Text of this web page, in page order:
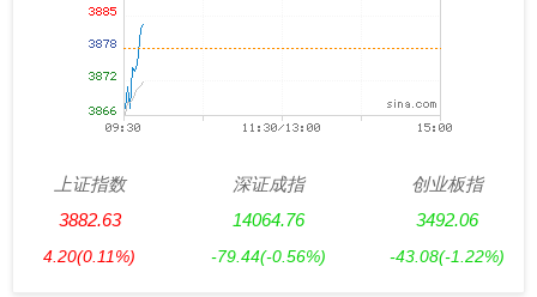
上证指数
3882.63
4.20(0.11%)
深证成指
14064.76
-79.44(-0.56%)
创业板指
3492.06
-43.08(-1.22%)